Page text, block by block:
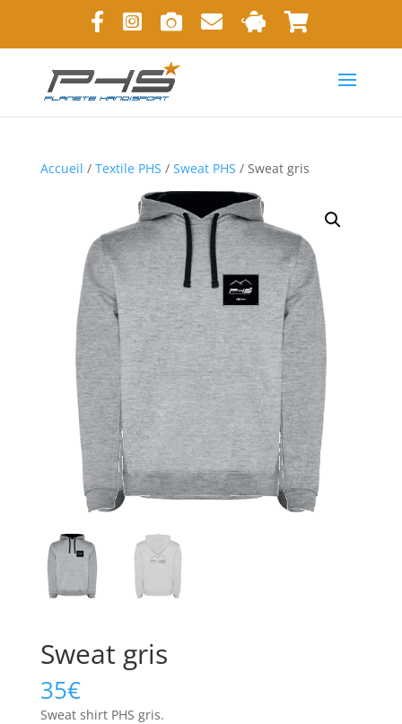
Accueil / Textile PHS / Sweat PHS / Sweat gris
Sweat gris
35€
Sweat shirt PHS gris.